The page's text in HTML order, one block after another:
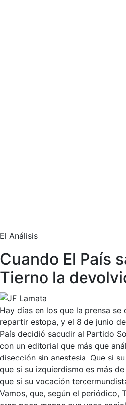
El Análisis
Cuando El País
Tierno la
Hay días en los que la prensa
repartir estopa, y el 8 de junio
País decidió sacudir al Partido
con un editorial que más que
disección sin anestesia. Que si
que si su izquierdismo es más
que si su vocación
Vamos, que, según el periódico,